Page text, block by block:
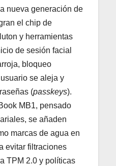
nueva generación de
el chip de
y herramientas
de sesión facial
bloqueo
se aleja y
(passkeys).
MB1, pensado
se añaden
marcas de agua en
evitar filtraciones
TPM 2.0 y políticas